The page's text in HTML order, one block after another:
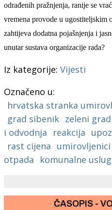
odrađenih pražnjenja, ranije se
vremena provode u ugostiteljskim
zahtijeva dodatna pojašnjenja i
unutar sustava organizacije rada?
Iz kategorije: Vijesti
Označeno u:
hrvatska stranka
grad sibenik zeleni grad
i odvodnja
reakcija
rast cijena umirovljenici
otpada
komunalne
ČASOPIS -